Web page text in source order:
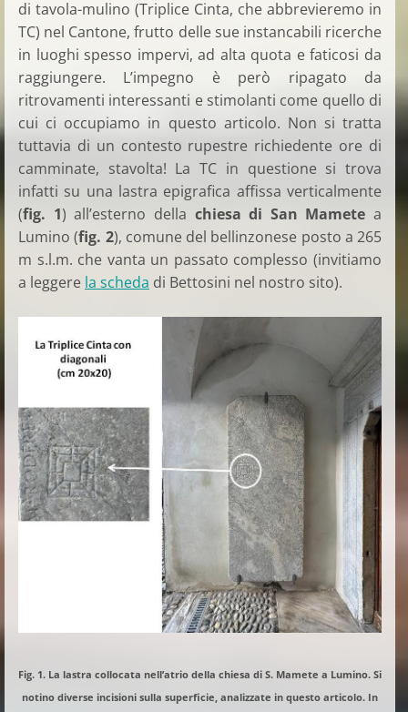
di tavola-mulino (Triplice Cinta, che abbrevieremo in
TC) nel Cantone, frutto delle sue instancabili ricerche
in luoghi spesso impervi, ad alta quota e faticosi da
raggiungere. L’impegno è però ripagato da
ritrovamenti interessanti e stimolanti come quello di
cui ci occupiamo in questo articolo. Non si tratta
tuttavia di un contesto rupestre richiedente ore di
camminate, stavolta! La TC in questione si trova
infatti su una lastra epigrafica affissa verticalmente
(fig. 1) all’esterno della chiesa di San Mamete a
Lumino (fig. 2), comune del bellinzonese posto a 265
m s.l.m. che vanta un passato complesso (invitiamo
a leggere la scheda di Bettosini nel nostro sito).
Fig. 1. La lastra collocata nell’atrio della chiesa di S. Mamete a Lumino. Si
notino diverse incisioni sulla superficie, analizzate in questo articolo. In